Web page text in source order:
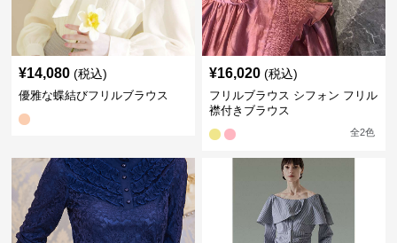
¥14,080 (税込)
優雅な蝶結びフリルブラウス
¥16,020 (税込)
フリルブラウス シフォン フリル
襟付きブラウス
全2色